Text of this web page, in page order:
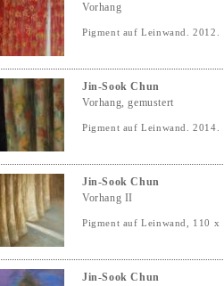
Vorhang
Pigment auf Leinwand. 2012.
Jin-Sook Chun
Vorhang, gemustert
Pigment auf Leinwand. 2014.
Jin-Sook Chun
Vorhang II
Pigment auf Leinwand, 110 x
Jin-Sook Chun